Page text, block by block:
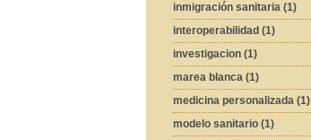
inmigración sanitaria (1)
interoperabilidad (1)
investigacion (1)
marea blanca (1)
medicina personalizada (1)
modelo sanitario (1)